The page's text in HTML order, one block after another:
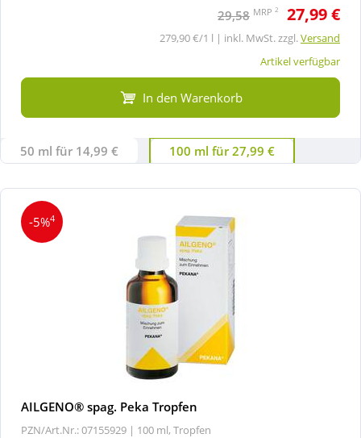
29,58 MRP 2 27,99 €
279,90 €/1 l | inkl. MwSt. zzgl.Versand
Artikel verfügbar
In den Warenkorb
50 ml für 14,99 € 100 ml für 27,99 €
-5%4
AILGENO® spag. Peka Tropfen
PZN/Art.Nr.: 07155929 | 100 ml, Tropfen